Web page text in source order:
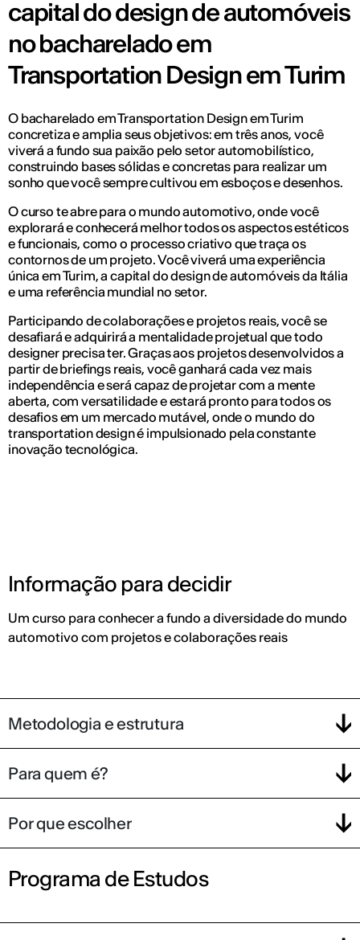
capital do design de automóveis
no bacharelado em
Transportation Design em Turim
O bacharelado em Transportation Design em Turim
concretiza e amplia seus objetivos: em três anos, você
viverá a fundo sua paixão pelo setor automobilístico,
construindo bases sólidas e concretas para realizar um
sonho que você sempre cultivou em esboços e desenhos.
O curso te abre para o mundo automotivo, onde você
explorará e conhecerá melhor todos os aspectos estéticos
e funcionais, como o processo criativo que traça os
contornos de um projeto. Você viverá uma experiência
única em Turim, a capital do design de automóveis da Itália
e uma referência mundial no setor.
Participando de colaborações e projetos reais, você se
desafiará e adquirirá a mentalidade projetual que todo
designer precisa ter. Graças aos projetos desenvolvidos a
partir de briefings reais, você ganhará cada vez mais
independência e será capaz de projetar com a mente
aberta, com versatilidade e estará pronto para todos os
desafios em um mercado mutável, onde o mundo do
transportation design é impulsionado pela constante
inovação tecnológica.
Informação para decidir
Um curso para conhecer a fundo a diversidade do mundo
automotivo com projetos e colaborações reais
Metodologia e estrutura
Para quem é?
Por que escolher
Programa de Estudos